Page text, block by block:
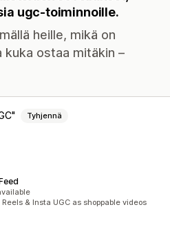
ugc-toiminnoille.
heille, mikä on
ostaa mitäkin –
Tyhjennä
& Insta UGC as shoppable videos